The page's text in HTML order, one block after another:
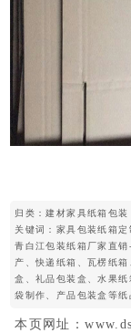
归类：建材家具纸箱包装
关键词： 家具包装纸箱定
青白江包装纸箱厂家直
产、快递纸箱、瓦楞纸
盒、礼品包装盒、水果
袋制作、产品包装盒等纸
本页网址：